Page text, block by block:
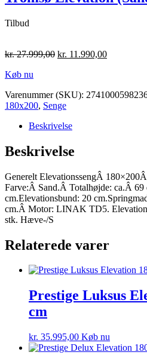
Tilbud
kr.27.999,00 kr. 11.990,00
Køb nu
Varenummer (SKU):
180x200, Senge
Beskrivelse
Beskrivelse
Generelt ElevationssengÂ
Farve:Â Sand.Â Totalhøjde: ca.Â
cm.Elevationsbund: 20
cm.Â Motor: LINAK TD5.
stk. Hæve-/S
Relaterede varer
Prestige Luksus
cm
kr. 35.995,00 Køb nu